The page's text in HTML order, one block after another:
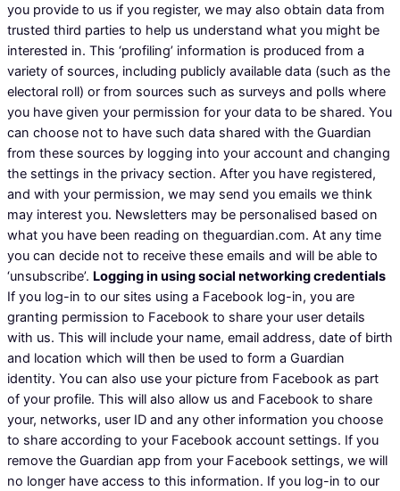
you provide to us if you register, we may also obtain data from
trusted third parties to help us understand what you might be
interested in. This ‘profiling’ information is produced from a
variety of sources, including publicly available data (such as the
electoral roll) or from sources such as surveys and polls where
you have given your permission for your data to be shared. You
can choose not to have such data shared with the Guardian
from these sources by logging into your account and changing
the settings in the privacy section. After you have registered,
and with your permission, we may send you emails we think
may interest you. Newsletters may be personalised based on
what you have been reading on theguardian.com. At any time
you can decide not to receive these emails and will be able to
‘unsubscribe’. Logging in using social networking credentials
If you log-in to our sites using a Facebook log-in, you are
granting permission to Facebook to share your user details
with us. This will include your name, email address, date of birth
and location which will then be used to form a Guardian
identity. You can also use your picture from Facebook as part
of your profile. This will also allow us and Facebook to share
your, networks, user ID and any other information you choose
to share according to your Facebook account settings. If you
remove the Guardian app from your Facebook settings, we will
no longer have access to this information. If you log-in to our